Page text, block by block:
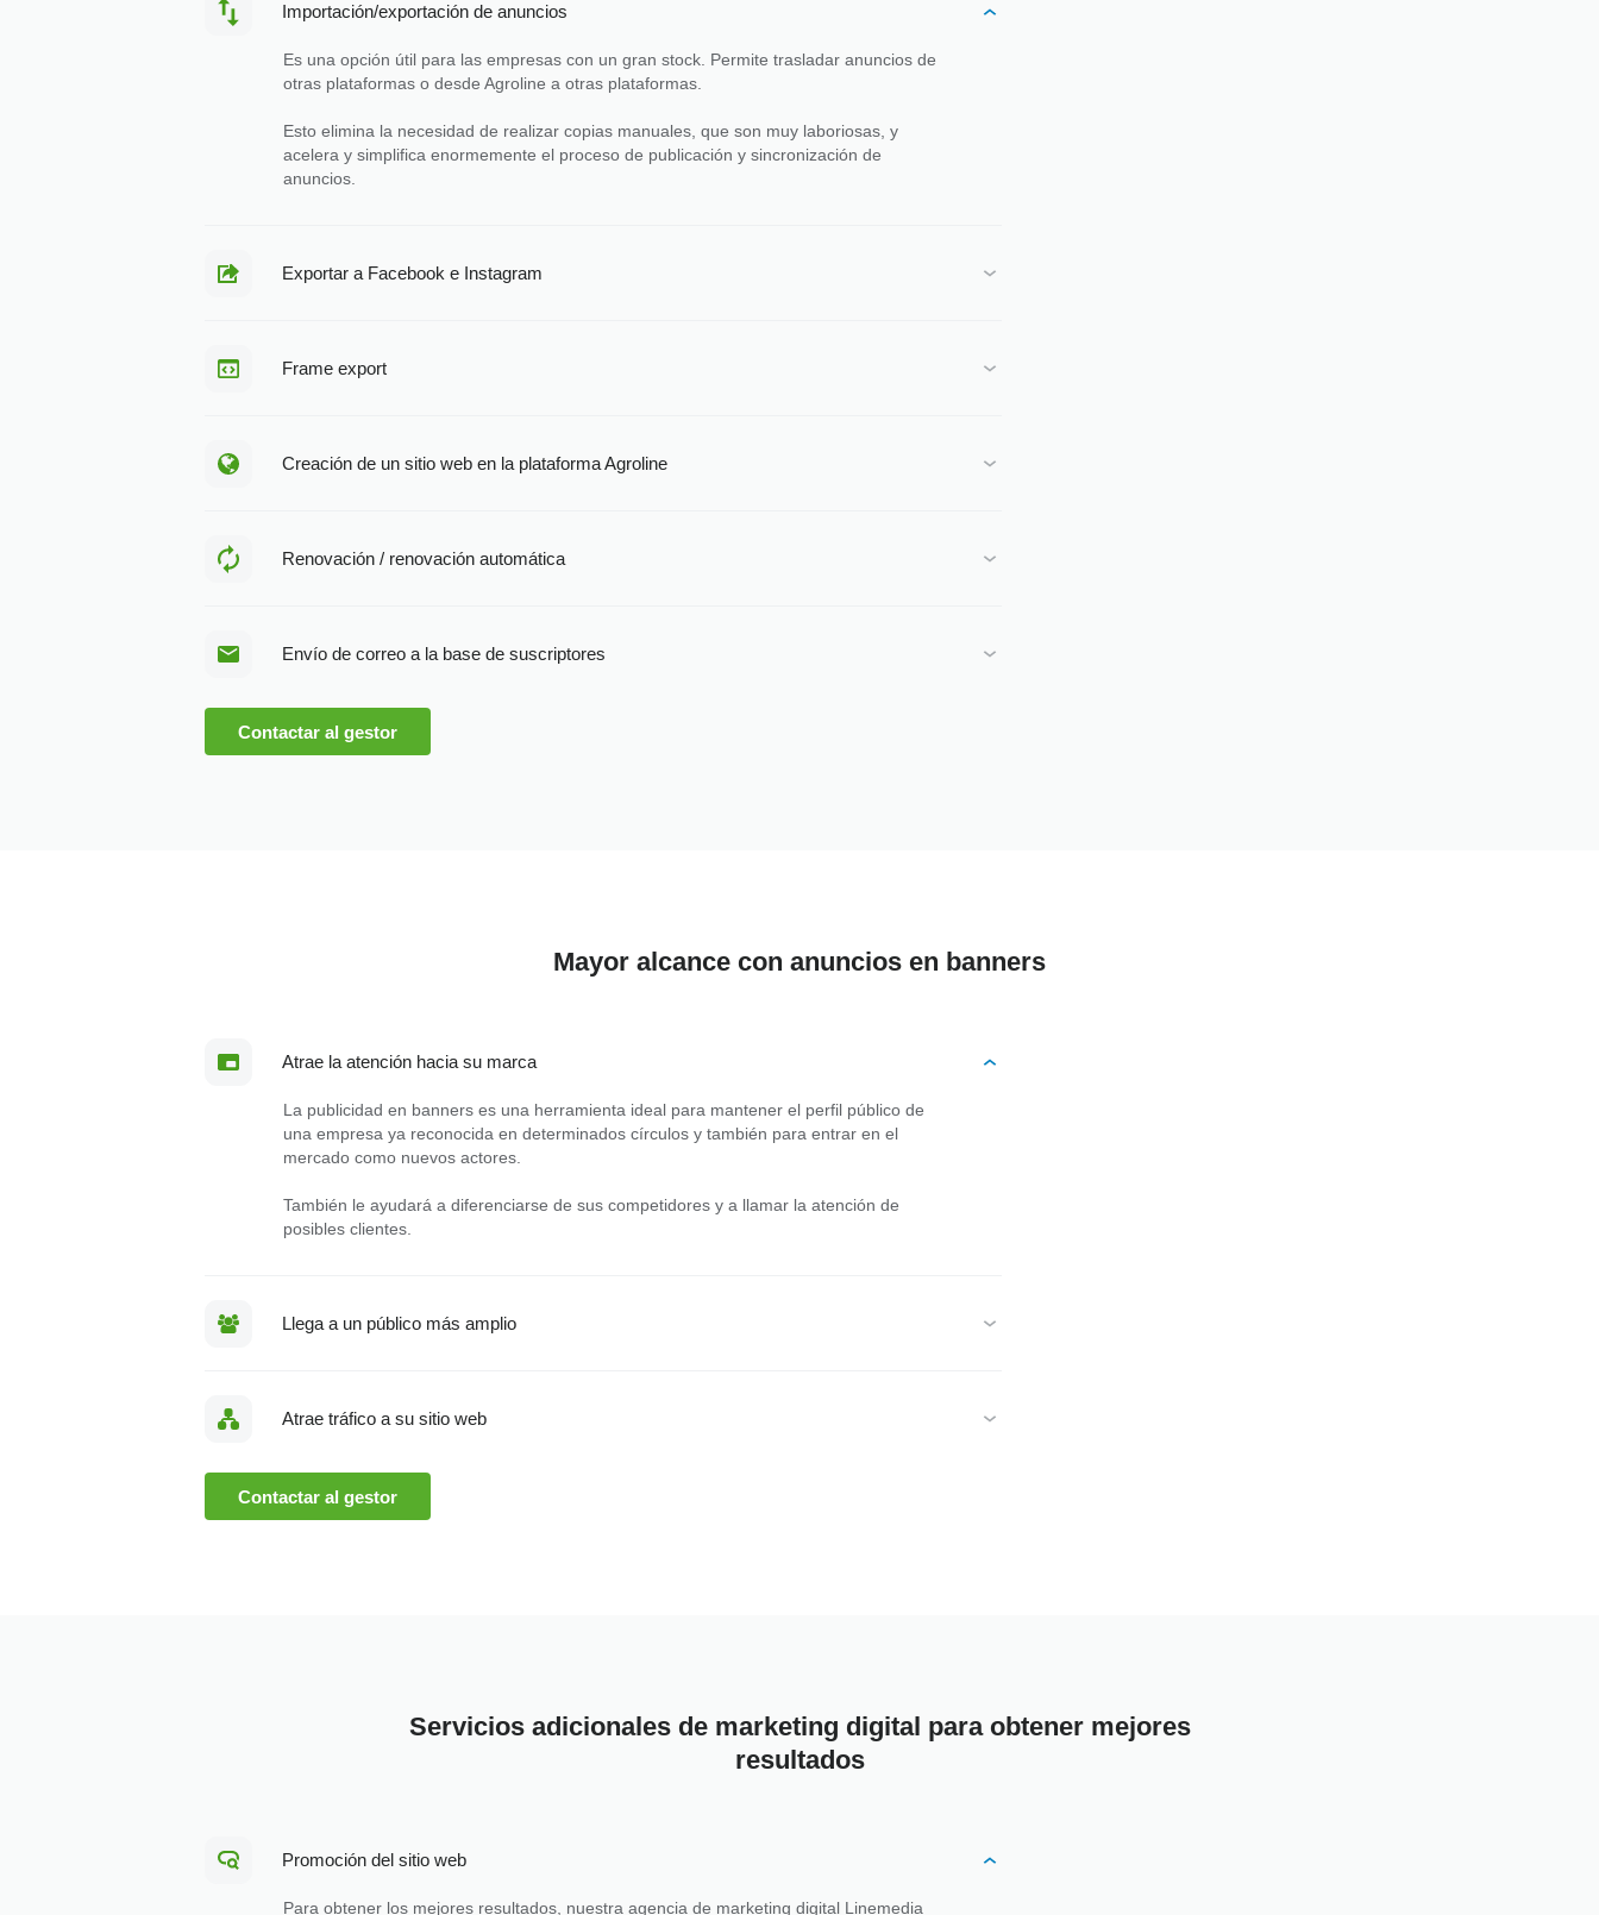
Importación/exportación de anuncios
Es una opción útil para las empresas con un gran stock. Permite trasladar anuncios de
otras plataformas o desde Agroline a otras plataformas.
Esto elimina la necesidad de realizar copias manuales, que son muy laboriosas, y
acelera y simplifica enormemente el proceso de publicación y sincronización de
anuncios.
Exportar a Facebook e Instagram
Frame export
Creación de un sitio web en la plataforma Agroline
Renovación / renovación automática
Envío de correo a la base de suscriptores
Contactar al gestor
Mayor alcance con anuncios en banners
Atrae la atención hacia su marca
La publicidad en banners es una herramienta ideal para mantener el perfil público de
una empresa ya reconocida en determinados círculos y también para entrar en el
mercado como nuevos actores.
También le ayudará a diferenciarse de sus competidores y a llamar la atención de
posibles clientes.
Llega a un público más amplio
Atrae tráfico a su sitio web
Contactar al gestor
Servicios adicionales de marketing digital para obtener mejores
resultados
Promoción del sitio web
Para obtener los mejores resultados, nuestra agencia de marketing digital Linemedia